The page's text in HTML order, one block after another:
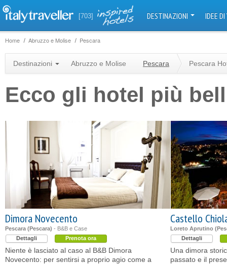
[703] DESTINAZIONI IDEE
Home Abruzzo e Molise Pescara
Destinazioni Abruzzo e Molise Pescara Pescara
Ecco gli hotel più
Dimora Novecento
Pescara (Pescara) - B&B e Case
Dettagli
Prenota ora
Niente è lasciato al caso al B&B Dimora
Novecento: per sentirsi a proprio agio come a
Castello
Loreto Aprutino
Dettagli
Una dimora
passato e il